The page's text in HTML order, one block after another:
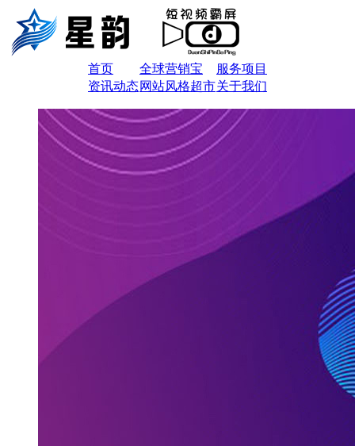
首页 全球营销宝
服务项目
资讯动态网站风格超市关于我们